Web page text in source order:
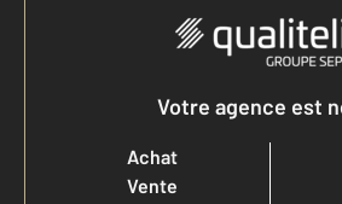
Votre agence est
Achat
Vente